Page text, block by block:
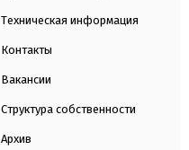
Техническая информация
Контакты
Вакансии
Структура собственности
Архив